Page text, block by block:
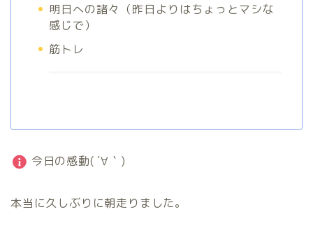
明日への諸々（昨日よりはちょっとマシな
感じで）
筋トレ
今日の感動( ´∀｀)
本当に久しぶりに朝走りました。